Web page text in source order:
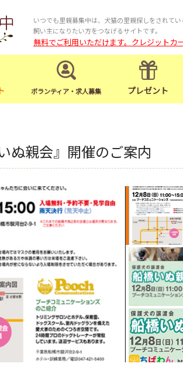
いつでも里親募集中は、犬猫の里親探しをされてい
飼い主になりたい方をつなげるサイトです。
無料でご利用いただけます。クレジットカ
ボランティア・求人募集 プレゼント
ぬ親会』開催のご案内